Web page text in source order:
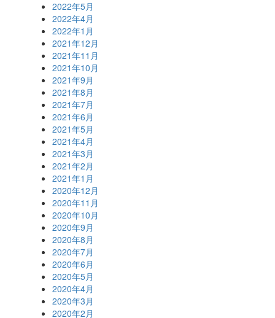
2022年5月
2022年4月
2022年1月
2021年12月
2021年11月
2021年10月
2021年9月
2021年8月
2021年7月
2021年6月
2021年5月
2021年4月
2021年3月
2021年2月
2021年1月
2020年12月
2020年11月
2020年10月
2020年9月
2020年8月
2020年7月
2020年6月
2020年5月
2020年4月
2020年3月
2020年2月